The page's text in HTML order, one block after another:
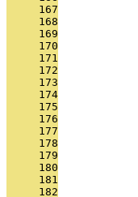
     167
     168
     169
     170
     171
     172
     173
     174
     175
     176
     177
     178
     179
     180
     181
     182